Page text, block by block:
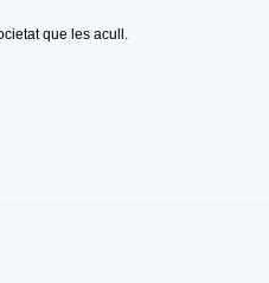
que les acull.